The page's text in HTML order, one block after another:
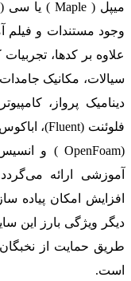
وجود مستندات و
علاوه بر کدها،
سیالات، مکانیک
دینامیک پرواز،
آموزشی ارائه
افزایش امکان پیاده
دیگر ویژگی بارز این
طریق حمایت از
است.